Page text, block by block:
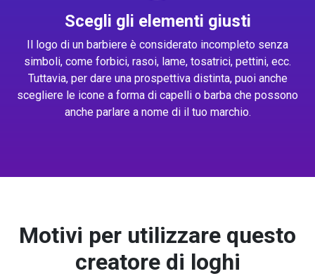
Scegli gli elementi giusti
Il logo di un barbiere è considerato incompleto senza
simboli, come forbici, rasoi, lame, tosatrici, pettini, ecc.
Tuttavia, per dare una prospettiva distinta, puoi anche
scegliere le icone a forma di capelli o barba che possono
anche parlare a nome di il tuo marchio.
Motivi per utilizzare questo
creatore di loghi